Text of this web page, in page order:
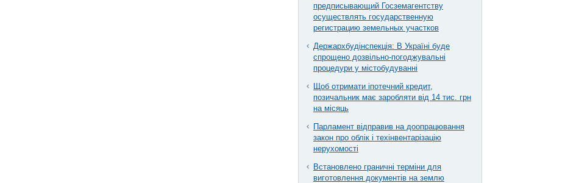
предписывающий Госземагентству
осуществлять государственную
регистрацию земельных участков
Держархбудінспекція: В Україні буде
спрощено дозвільно-погоджувальні
процедури у містобудуванні
Щоб отримати іпотечний кредит,
позичальник має заробляти від 14 тис. грн
на місяць
Парламент відправив на доопрацювання
закон про облік і техінвентарізацію
нерухомості
Встановлено граничні терміни для
виготовлення документів на землю